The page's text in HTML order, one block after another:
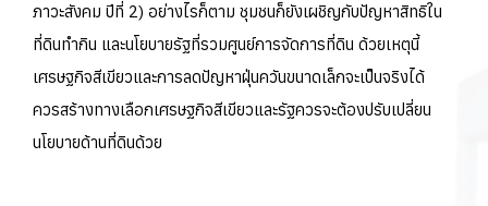
ภาวะสังคม ปีที่ 2) อย่างไรก็ตาม ชุมชนก็ยังเผชิญกับปัญหาสิทธิใน
ที่ดินทำกิน และนโยบายรัฐที่รวมศูนย์การจัดการที่ดิน ด้วยเหตุนี้
เศรษฐกิจสีเขียวและการลดปัญหาฝุ่นควันขนาดเล็กจะเป็นจริงได้
ควรสร้างทางเลือกเศรษฐกิจสีเขียวและรัฐควรจะต้องปรับเปลี่ยน
นโยบายด้านที่ดินด้วย